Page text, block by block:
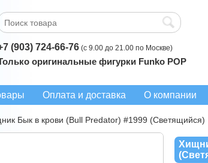
(903) 724-66-76 (с 9.00 до 21.00 по Москве)
оригинальные фигурки Funko POP
Оплата и доставка О компании
Бык в крови (Bull Predator) #1999 (Светящийся)